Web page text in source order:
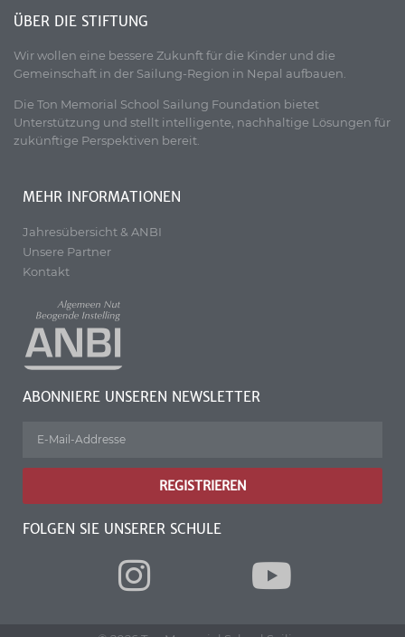
ÜBER DIE STIFTUNG
Wir wollen eine bessere Zukunft für die Kinder und die
Gemeinschaft in der Sailung-Region in Nepal aufbauen.
Die Ton Memorial School Sailung Foundation bietet
Unterstützung und stellt intelligente, nachhaltige Lösungen für
zukünftige Perspektiven bereit.
MEHR INFORMATIONEN
Jahresübersicht & ANBI
Unsere Partner
Kontakt
ABONNIERE UNSEREN NEWSLETTER
REGISTRIEREN
FOLGEN SIE UNSERER SCHULE